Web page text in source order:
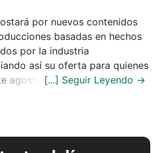
por nuevos contenidos
basadas en hechos
por la industria
así su oferta para quienes
agosto.